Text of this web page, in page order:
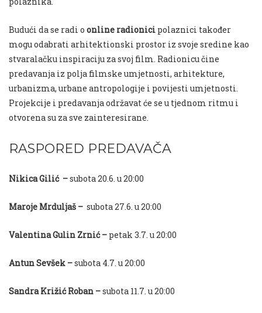
Budući da se radi o online radionici polaznici također
mogu odabrati arhitektionski prostor iz svoje sredine kao
stvaralačku inspiraciju za svoj film. Radionicu čine
predavanja iz polja filmske umjetnosti, arhitekture,
urbanizma, urbane antropologije i povijesti umjetnosti.
Projekcije i predavanja održavat će se u tjednom ritmu i
otvorena su za sve zainteresirane.
RASPORED PREDAVAČA
Nikica Gilić –subota 20.6. u 20:00
Maroje Mrduljaš – subota 27.6. u 20:00
Valentina Gulin Zrnić – petak 3.7. u 20:00
Antun Sevšek –subota 4.7. u 20:00
Sandra Križić Roban –subota 11.7. u 20:00